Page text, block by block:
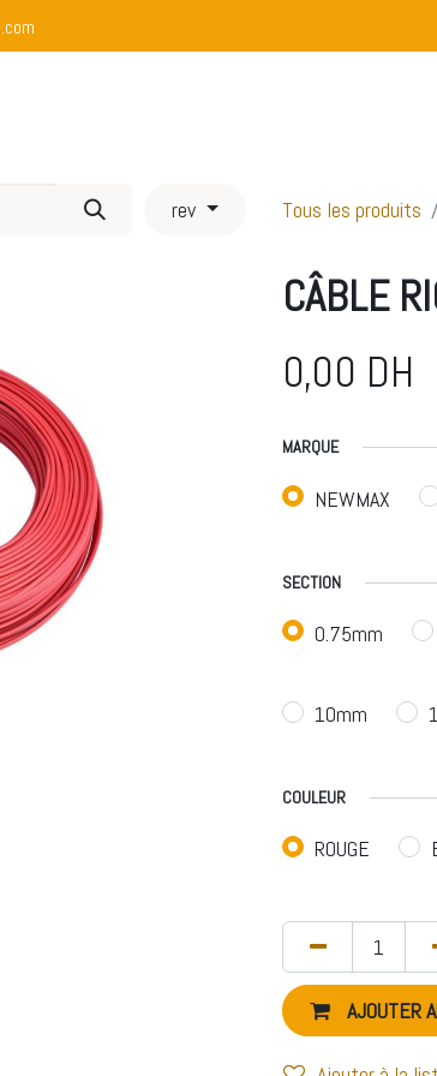
rev Tous les produits
CÂBLE
0,00 DH
MARQUE
NEWMAX
SECTION
0.75mm
10mm
COULEUR
ROUGE
AJOUTER